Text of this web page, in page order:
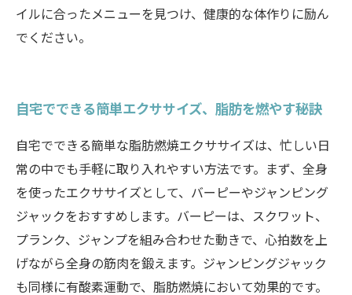
イルに合ったメニューを見つけ、健康的な体作りに励ん
でください。
自宅でできる簡単エクササイズ、脂肪を燃やす秘訣
自宅でできる簡単な脂肪燃焼エクササイズは、忙しい日
常の中でも手軽に取り入れやすい方法です。まず、全身
を使ったエクササイズとして、バーピーやジャンピング
ジャックをおすすめします。バーピーは、スクワット、
プランク、ジャンプを組み合わせた動きで、心拍数を上
げながら全身の筋肉を鍛えます。ジャンピングジャック
も同様に有酸素運動で、脂肪燃焼において効果的です。